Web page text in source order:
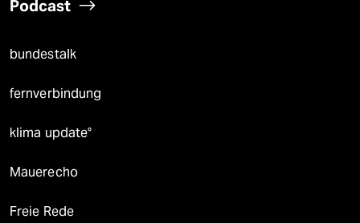
Podcast
bundestalk
fernverbindung
klima update°
Mauerecho
Freie Rede